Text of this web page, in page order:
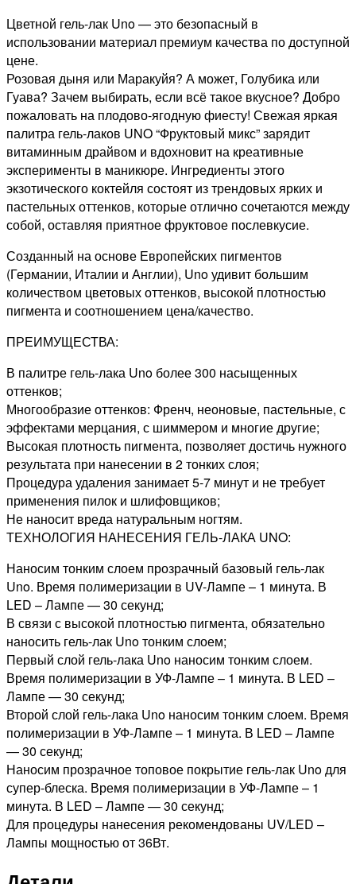
Цветной гель-лак Uno — это безопасный в
использовании материал премиум качества по доступной
цене.
Розовая дыня или Маракуйя? А может, Голубика или
Гуава? Зачем выбирать, если всё такое вкусное? Добро
пожаловать на плодово-ягодную фиесту! Свежая яркая
палитра гель-лаков UNO “Фруктовый микс” зарядит
витаминным драйвом и вдохновит на креативные
эксперименты в маникюре. Ингредиенты этого
экзотического коктейля состоят из трендовых ярких и
пастельных оттенков, которые отлично сочетаются между
собой, оставляя приятное фруктовое послевкусие.
Созданный на основе Европейских пигментов
(Германии, Италии и Англии), Uno удивит большим
количеством цветовых оттенков, высокой плотностью
пигмента и соотношением цена/качество.
ПРЕИМУЩЕСТВА:
В палитре гель-лака Uno более 300 насыщенных
оттенков;
Многообразие оттенков: Френч, неоновые, пастельные, с
эффектами мерцания, с шиммером и многие другие;
Высокая плотность пигмента, позволяет достичь нужного
результата при нанесении в 2 тонких слоя;
Процедура удаления занимает 5-7 минут и не требует
применения пилок и шлифовщиков;
Не наносит вреда натуральным ногтям.
ТЕХНОЛОГИЯ НАНЕСЕНИЯ ГЕЛЬ-ЛАКА UNO:
Наносим тонким слоем прозрачный базовый гель-лак
Uno. Время полимеризации в UV-Лампе – 1 минута. В
LED – Лампе — 30 секунд;
В связи с высокой плотностью пигмента, обязательно
наносить гель-лак Uno тонким слоем;
Первый слой гель-лака Uno наносим тонким слоем.
Время полимеризации в УФ-Лампе – 1 минута. В LED –
Лампе — 30 секунд;
Второй слой гель-лака Uno наносим тонким слоем. Время
полимеризации в УФ-Лампе – 1 минута. В LED – Лампе
— 30 секунд;
Наносим прозрачное топовое покрытие гель-лак Uno для
супер-блеска. Время полимеризации в УФ-Лампе – 1
минута. В LED – Лампе — 30 секунд;
Для процедуры нанесения рекомендованы UV/LED –
Лампы мощностью от 36Вт.